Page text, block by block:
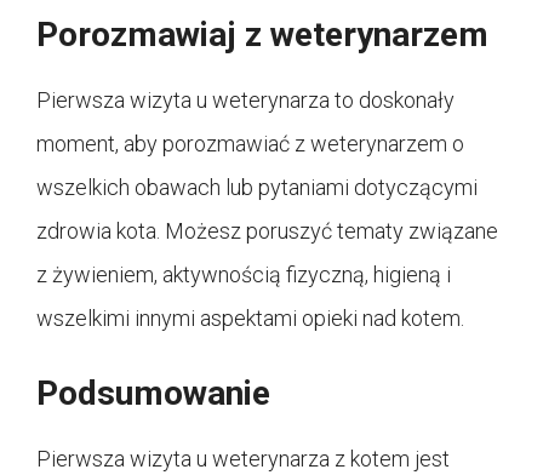
Porozmawiaj z weterynarzem
Pierwsza wizyta u weterynarza to doskonały
moment, aby porozmawiać z weterynarzem o
wszelkich obawach lub pytaniami dotyczącymi
zdrowia kota. Możesz poruszyć tematy związane
z żywieniem, aktywnością fizyczną, higieną i
wszelkimi innymi aspektami opieki nad kotem.
Podsumowanie
Pierwsza wizyta u weterynarza z kotem jest